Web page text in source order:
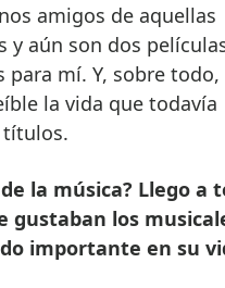
amigos de aquellas
y aún son dos
para mí. Y, sobre todo,
la vida que todavía
títulos.
la música? Llego a
gustaban los
importante en su